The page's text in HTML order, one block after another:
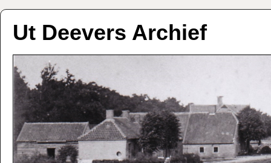
Ut Deevers Archief